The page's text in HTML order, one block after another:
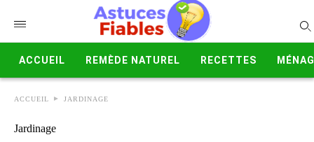
ACCUEIL REMÈDE NATUREL RECETTES
ACCUEIL JARDINAGE
Jardinage